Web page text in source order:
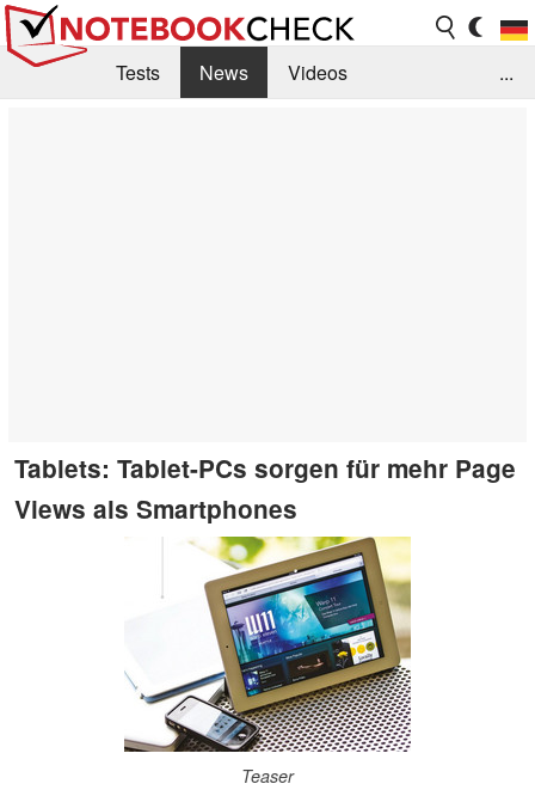
Tests News
Videos
...
Tablets: Tablet-PCs sorgen für mehr Page
Views als Smartphones
Teaser